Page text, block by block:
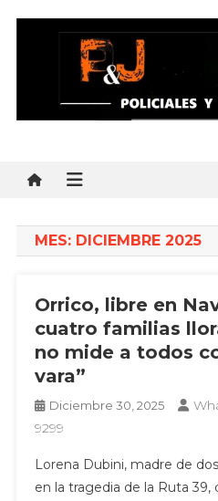
MES: DICIEMBRE 2025
Orrico, libre en
cuatro familias
no mide a todos
vara”
Diciembre 30, 2025
9299
Lorena Dubini, madre de
en la tragedia de la Ruta 39,